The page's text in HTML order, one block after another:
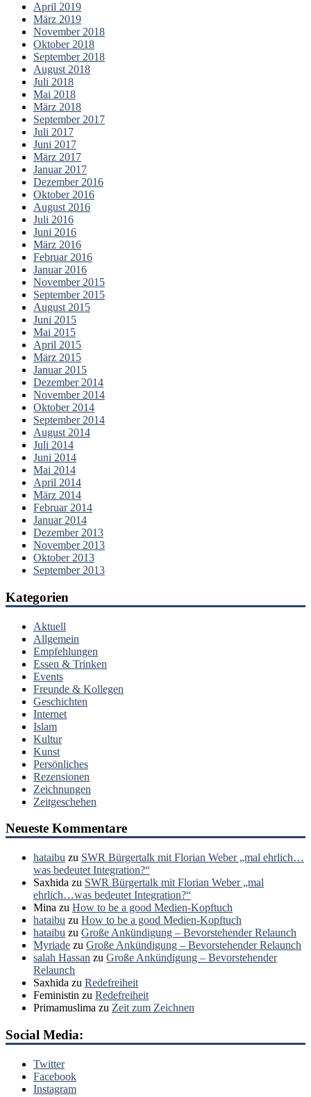
April 2019
März 2019
November 2018
Oktober 2018
September 2018
August 2018
Juli 2018
Mai 2018
März 2018
September 2017
Juli 2017
Juni 2017
März 2017
Januar 2017
Dezember 2016
Oktober 2016
August 2016
Juli 2016
Juni 2016
März 2016
Februar 2016
Januar 2016
November 2015
September 2015
August 2015
Juni 2015
Mai 2015
April 2015
März 2015
Januar 2015
Dezember 2014
November 2014
Oktober 2014
September 2014
August 2014
Juli 2014
Juni 2014
Mai 2014
April 2014
März 2014
Februar 2014
Januar 2014
Dezember 2013
November 2013
Oktober 2013
September 2013
Kategorien
Aktuell
Allgemein
Empfehlungen
Essen & Trinken
Events
Freunde & Kollegen
Geschichten
Internet
Islam
Kultur
Kunst
Persönliches
Rezensionen
Zeichnungen
Zeitgeschehen
Neueste Kommentare
hataibu zu SWR Bürgertalk mit Florian Weber „mal ehrlich…
was bedeutet Integration?“
Saxhida zu SWR Bürgertalk mit Florian Weber „mal
ehrlich…was bedeutet Integration?“
Mina zu How to be a good Medien-Kopftuch
hataibu zu How to be a good Medien-Kopftuch
hataibu zu Große Ankündigung – Bevorstehender Relaunch
Myriade zu Große Ankündigung – Bevorstehender Relaunch
salah Hassan zu Große Ankündigung – Bevorstehender
Relaunch
Saxhida zu Redefreiheit
Feministin zu Redefreiheit
Primamuslima zu Zeit zum Zeichnen
Social Media:
Twitter
Facebook
Instagram